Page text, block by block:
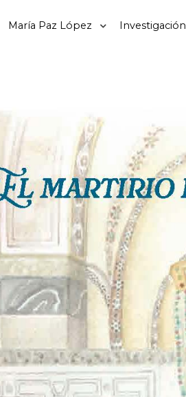
María Paz López Investigación